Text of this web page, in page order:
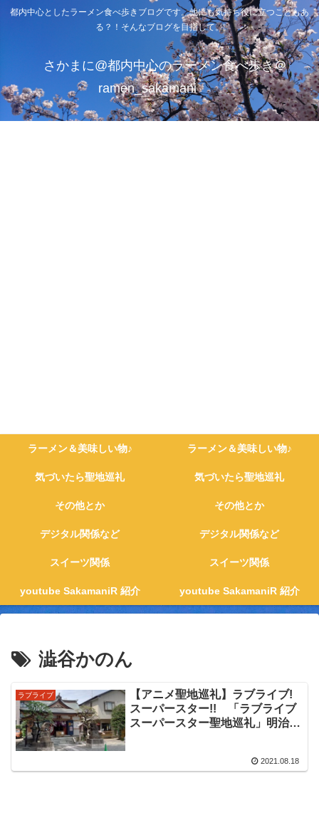
都内中心としたラーメン食べ歩きブログです。他にも気持ち役に立つこともあ
る？！そんなブログを目指して。
さかまに@都内中心のラーメン食べ歩き＠
ramen_sakamani
ラーメン＆美味しい物♪ ラーメン＆美味しい物♪
気づいたら聖地巡礼 気づいたら聖地巡礼
その他とか その他とか
デジタル関係など デジタル関係など
スイーツ関係 スイーツ関係
youtube SakamaniR 紹介 youtube SakamaniR 紹介
澁谷かのん
ラブライブ
【アニメ聖地巡礼】ラブライブ!
スーパースター!! 「ラブライブ
スーパースター聖地巡礼」明治神
た！平安名すみれ実家の「穏田神
2021.08.18